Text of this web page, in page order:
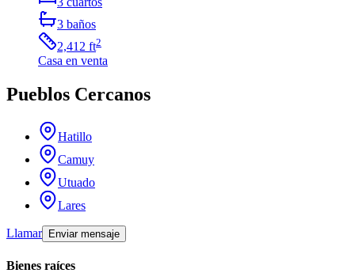
3 baños
2,412 ft2
Casa en venta
Pueblos Cercanos
Hatillo
Camuy
Utuado
Lares
Llamar Enviar mensaje
Bienes raíces